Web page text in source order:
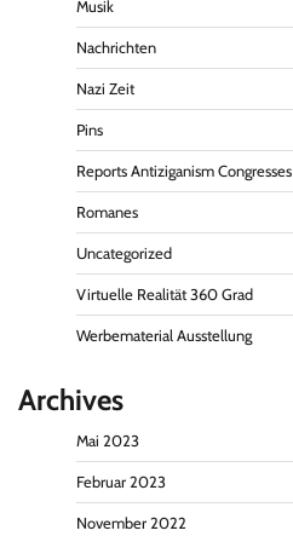
Musik
Nachrichten
Nazi Zeit
Pins
Reports Antiziganism Congresses
Romanes
Uncategorized
Virtuelle Realität 360 Grad
Werbematerial Ausstellung
Archives
Mai 2023
Februar 2023
November 2022